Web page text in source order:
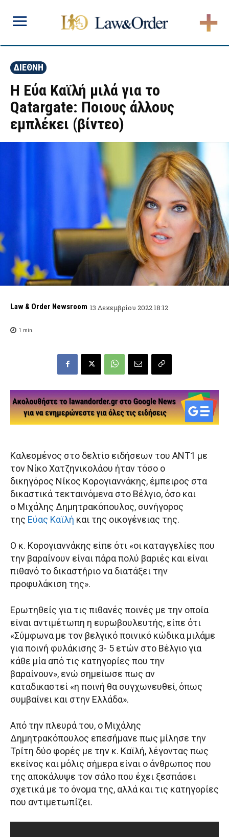
ΔΙΕΘΝΗ
Η Εύα Καϊλή μιλά για το
Qatargate: Ποιους άλλους
εμπλέκει (βίντεο)
Law & Order Newsroom 13 Δεκεμβρίου 2022 18:12
1 min.
Καλεσμένος στο δελτίο ειδήσεων του ΑΝΤ1 με
τον Νίκο Χατζηνικολάου ήταν τόσο ο
δικηγόρος Νίκος Κορογιαννάκης, έμπειρος στα
δικαστικά τεκταινόμενα στο Βέλγιο, όσο και
ο Μιχάλης Δημητρακόπουλος, συνήγορος
της Εύας Καϊλή και της οικογένειας της.
Ο κ. Κορογιαννάκης είπε ότι «oι καταγγελίες που
την βαραίνουν είναι πάρα πολύ βαριές και είναι
πιθανό το δικαστήριο να διατάξει την
προφυλάκιση της».
Ερωτηθείς για τις πιθανές ποινές με την οποία
είναι αντιμέτωπη η ευρωβουλευτής, είπε ότι
«Σύμφωνα με τον βελγικό ποινικό κώδικα μιλάμε
για ποινή φυλάκισης 3- 5 ετών στο Βέλγιο για
κάθε μία από τις κατηγορίες που την
βαραίνουν», ενώ σημείωσε πως αν
καταδικαστεί «η ποινή θα συγχωνευθεί, όπως
συμβαίνει και στην Ελλάδα».
Από την πλευρά του, ο Μιχάλης
Δημητρακόπουλος επεσήμανε πως μίλησε την
Τρίτη δύο φορές με την κ. Καϊλή, λέγοντας πως
εκείνος και μόλις σήμερα είναι ο άνθρωπος που
της αποκάλυψε τον σάλο που έχει ξεσπάσει
σχετικά με το όνομα της, αλλά και τις κατηγορίες
που αντιμετωπίζει.